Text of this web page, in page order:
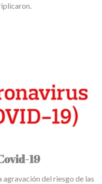
19
agravación del riesgo de las